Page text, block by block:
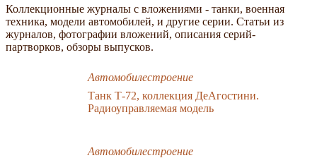
Коллекционные журналы с вложениями - танки, военная
техника, модели автомобилей, и другие серии. Статьи из
журналов, фотографии вложений, описания серий-
партворков, обзоры выпусков.
Автомобилестроение
Танк Т-72, коллекция ДеАгостини.
Радиоуправляемая модель
Автомобилестроение